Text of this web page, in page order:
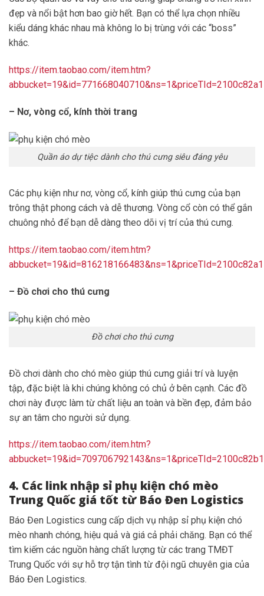
đẹp và nổi bật hơn bao giờ hết. Bạn có thể lựa chọn nhiều
kiểu dáng khác nhau mà không lo bị trùng với các “boss”
khác.
https://item.taobao.com/item.htm?
– Nơ, vòng cổ, kính thời trang
Quần áo dự tiệc dành cho thú cưng siêu đáng yêu
Các phụ kiện như nơ, vòng cổ, kính giúp thú cưng của bạn
trông thật phong cách và dễ thương. Vòng cổ còn có thể gắn
chuông nhỏ để bạn dễ dàng theo dõi vị trí của thú cưng.
https://item.taobao.com/item.htm?
– Đồ chơi cho thú cưng
Đồ chơi cho thú cưng
Đồ chơi dành cho chó mèo giúp thú cưng giải trí và luyện
tập, đặc biệt là khi chúng không có chủ ở bên cạnh. Các đồ
chơi này được làm từ chất liệu an toàn và bền đẹp, đảm bảo
sự an tâm cho người sử dụng.
https://item.taobao.com/item.htm?
4. Các link nhập sỉ phụ kiện chó mèo
Trung Quốc giá tốt từ Báo Đen Logistics
Báo Đen Logistics cung cấp dịch vụ nhập sỉ phụ kiện chó
mèo nhanh chóng, hiệu quả và giá cả phải chăng. Bạn có thể
tìm kiếm các nguồn hàng chất lượng từ các trang TMĐT
Trung Quốc với sự hỗ trợ tận tình từ đội ngũ chuyên gia của
Báo Đen Logistics.